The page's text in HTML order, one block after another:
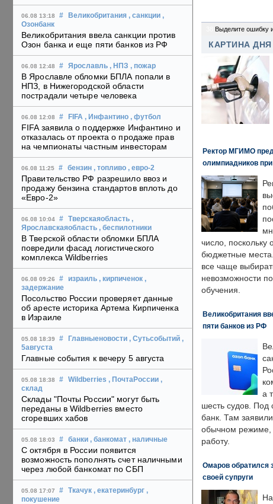
06.08 13:18 # Великобритания , санкции ,
Озонбанк
Великобритания ввела санкции против
Озон банка и еще пяти банков из РФ
06.08 12:48 # Ярославль , НПЗ , пожар
В Ярославле обломки БПЛА попали в
НПЗ, в Нижегородской области
пострадали четыре человека
06.08 12:08 # FIFA , Инфантино , футбол
FIFA заявила о поддержке Инфантино и
отказалась от проекта о продаже прав
на чемпионаты частным инвесторам
06.08 11:25 # бензин , топливо , евро-2
Правительство РФ разрешило ввоз и
продажу бензина стандартов вплоть до
«Евро-2»
06.08 10:04 # Тверскаяобласть ,
Ярославскаяобласть , беспилотники
В Тверской области обломки БПЛА
повредили фасад логистического
комплекса Wildberries
06.08 09:26 # израиль , кирпиченок ,
задержание
Посольство России проверяет данные
об аресте историка Артема Кирпиченка
в Израиле
05.08 18:39 # Главныеновости , Сутьсобытий ,
5августа
Главные события к вечеру 5 августа
05.08 18:38 # Wildberries , ПочтаРоссии ,
склад
Склады "Почты России" могут быть
переданы в Wildberries вместо
сгоревших хабов
05.08 18:03 # банки , банкомат , наличные
С октября в России появится
возможность пополнять счет наличными
через любой банкомат по СБП
05.08 17:07 # Ткачук , екатеринбург ,
покушение
Выделите ошибку
КАРТИНА ДНЯ
Ректор МГИМО
олимпиадников
число, поскольку
бюджетные места.
все чаще
невозможности
обучения.
Великобритания
пяти банков из РФ
а
шесть судов. Под
банк. Там
обычном режиме,
работу.
Омаров обратился
своей супруги